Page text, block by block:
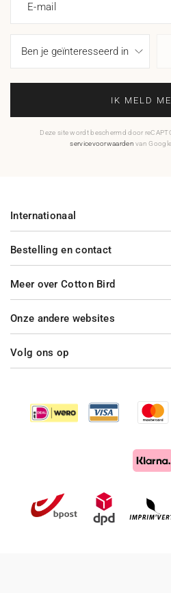
E-mail
IK MELD
Deze site wordt beschermd door
servicevoorwaarden van
Bestelling en contact
Meer over Cotton Bird
Internationaal
Onze andere websites
Volg ons op